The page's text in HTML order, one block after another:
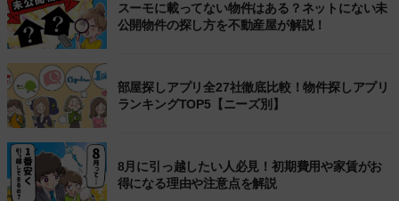
スーモに載ってない物件はある？ネットにない未
公開物件の探し方を不動産屋が解説！
部屋探しアプリ全27社徹底比較！物件探しアプリ
ランキングTOP5【ニーズ別】
8月に引っ越したい人必見！初期費用や家賃がお
得になる理由や注意点を解説